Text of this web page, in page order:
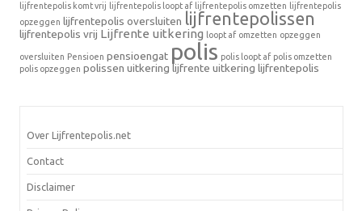
lijfrentepolis komt vrij lijfrentepolis loopt af lijfrentepolis omzetten lijfrentepolis
opzeggen lijfrentepolis oversluiten lijfrentepolissen
lijfrentepolis vrij Lijfrente uitkering loopt af omzetten opzeggen
oversluiten Pensioen pensioengat polis polis loopt af polis omzetten
polis opzeggen polissen uitkering lijfrente uitkering lijfrentepolis
Over Lijfrentepolis.net
Contact
Disclaimer